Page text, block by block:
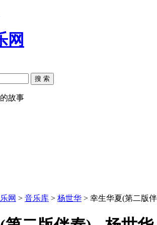
搜 索
故事
网 > 音乐库 > 杨世华 > 幸生华夏(第二版